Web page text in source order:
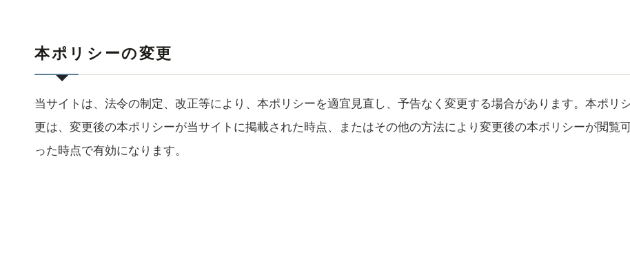
本ポリシーの変更
当サイトは、法令の制定、改正等により、本ポリシーを適宜見直し、予告なく変更する場合があります。本ポリ
更は、変更後の本ポリシーが当サイトに掲載された時点、またはその他の方法により変更後の本ポリシーが閲覧
った時点で有効になります。